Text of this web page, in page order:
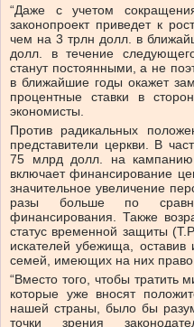
“Даже с учетом
законопроект приведет к
чем на 3 трлн долл. в
долл. в течение
станут постоянными, а не
в ближайшие годы окажет
процентные ставки в
экономисты.
Против радикальных
представители церкви. В
75 млрд долл. на кампанию
включает финансирование
значительное увеличение
разы больше по
финансирования. Также
статус временной защиты
искателей убежища,
семей, имеющих на них право.
“Вместо того, чтобы тратить
которые уже вносят
нашей страны, было бы
точки зрения